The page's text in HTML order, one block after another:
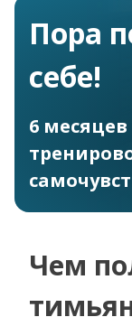
Пора
себе!
6
Чем